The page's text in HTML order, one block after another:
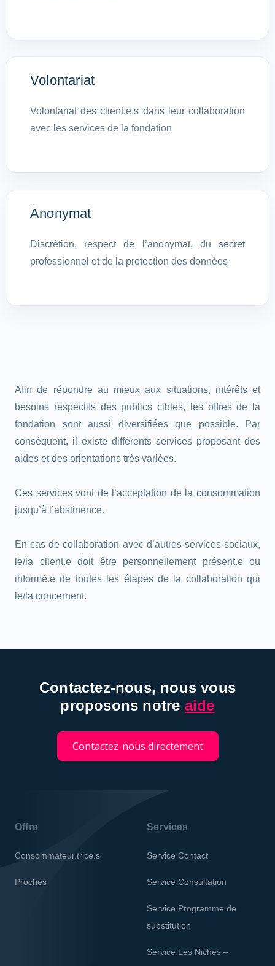
Volontariat
Volontariat des client.e.s dans leur collaboration
avec les services de la fondation
Anonymat
Discrétion, respect de l’anonymat, du secret
professionnel et de la protection des données
Afin de répondre au mieux aux situations, intérêts et
besoins respectifs des publics cibles, les offres de la
fondation sont aussi diversifiées que possible. Par
conséquent, il existe différents services proposant des
aides et des orientations très variées.
Ces services vont de l’acceptation de la consommation
jusqu’à l’abstinence.
En cas de collaboration avec d’autres services sociaux,
le/la client.e doit être personnellement présent.e ou
informé.e de toutes les étapes de la collaboration qui
le/la concernent.
Contactez-nous, nous vous
proposons notre aide
Contactez-nous directement
Offre
Consommateur.trice.s
Proches
Services
Service Contact
Service Consultation
Service Programme de
substitution
Service Les Niches –